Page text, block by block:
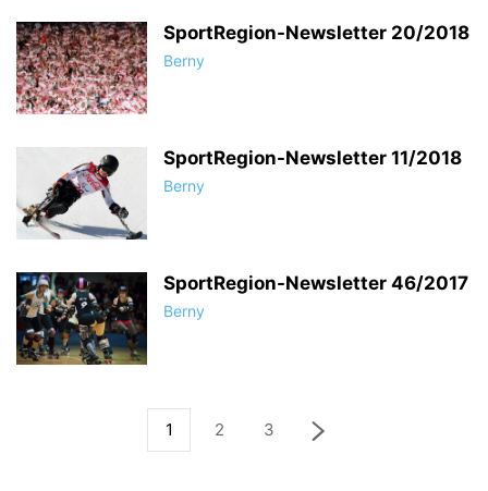
SportRegion-Newsletter 20/2018
Berny
SportRegion-Newsletter 11/2018
Berny
SportRegion-Newsletter 46/2017
Berny
1 2 3